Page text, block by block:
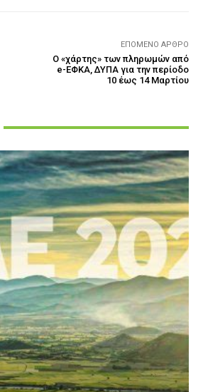
ΕΠΌΜΕΝΟ ΆΡΘΡΟ
Ο «χάρτης» των πληρωμών από
e-ΕΦΚΑ, ΔΥΠΑ για την περίοδο
10 έως 14 Μαρτίου